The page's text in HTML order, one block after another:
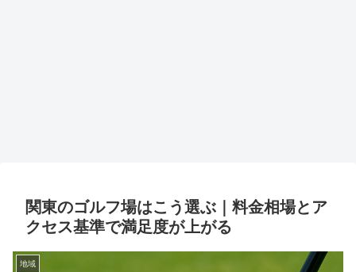
関東のゴルフ場はこう選ぶ｜料金相場とア
クセス基準で満足度が上がる
地域